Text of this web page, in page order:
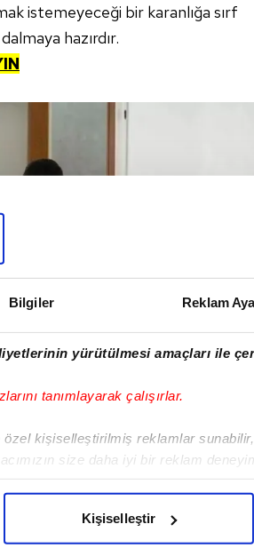
Bilgiler Reklam
yürütülmesi amaçları ile
tanımlayarak çalışırlar.
kişiselleştirilmiş reklamlar
size daha iyi bir reklam
vermedikleri takdirde, kullanıcılara
Kişiselleştir
istemeyeceği bir karanlığa sırf
hazırdır.